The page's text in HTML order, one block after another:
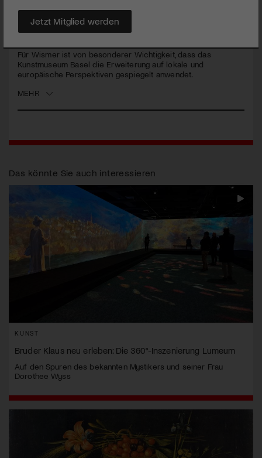
Maja Wismer (*1981) tritt am 1. Oktober 2020 die Nachfolge
Für Wismer ist von besonderer Wichtigkeit, dass das
Kunstmuseum Basel die Erweiterung auf lokale und
europäische Perspektiven gespiegelt anwendet.
MEHR
Das könnte Sie auch interessieren
KUNST
Bruder Klaus neu erleben: Die 360°-Inszenierung Lumeum
Auf den Spuren des bekannten Mystikers und seiner Frau
Dorothee Wyss
Jetzt Mitglied werden